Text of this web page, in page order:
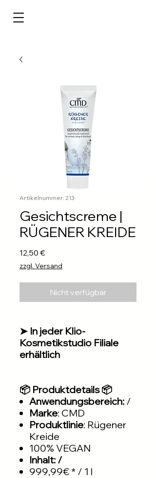
Artikelnummer: 213
Gesichtscreme |
RÜGENER KREIDE
12,50 €Preis
zzgl. Versand
Nicht verfügbar
➤ In jeder Klio-
Kosmetikstudio Filiale
erhältlich
📦 Produktdetails 📦
Anwendungsbereich: /
Marke: CMD
Produktlinie: Rügener
Kreide
100% VEGAN
Inhalt: /
999,99€ * / 1 l